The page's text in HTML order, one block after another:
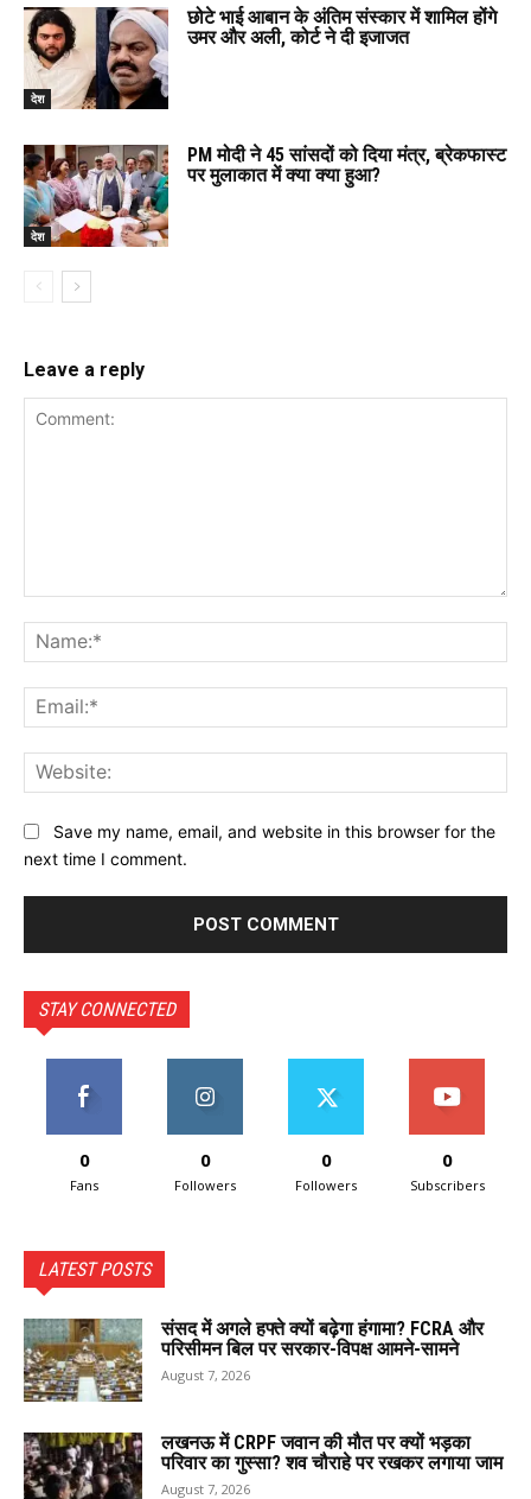
देश
छोटे भाई आबान के अंतिम संस्कार में शामिल होंगे
उमर और अली, कोर्ट ने दी इजाजत
देश
PM मोदी ने 45 सांसदों को दिया मंत्र, ब्रेकफास्ट
पर मुलाकात में क्या क्या हुआ?
Leave a reply
Save my name, email, and website in this browser for the
next time I comment.
STAY CONNECTED
0
Fans
0
Followers
0
Followers
0
Subscribers
LATEST POSTS
संसद में अगले हफ्ते क्यों बढ़ेगा हंगामा? FCRA और
परिसीमन बिल पर सरकार-विपक्ष आमने-सामने
August 7, 2026
लखनऊ में CRPF जवान की मौत पर क्यों भड़का
परिवार का गुस्सा? शव चौराहे पर रखकर लगाया जाम
August 7, 2026